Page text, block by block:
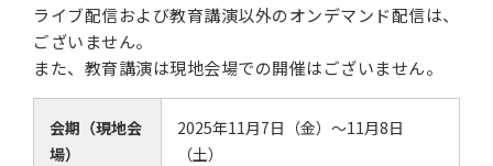
ライブ配信および教育講演以外のオンデマンド配信は、
ございません。
また、教育講演は現地会場での開催はございません。
会期（現地会
場）
2025年11月7日（金）～11月8日
（土）